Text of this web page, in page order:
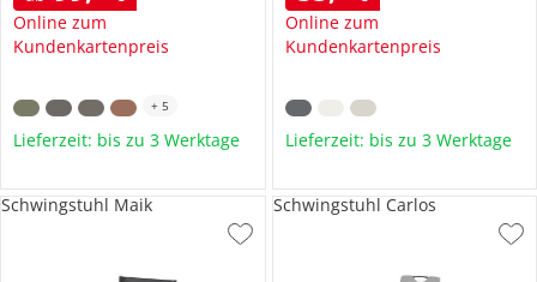
Online zum
Kundenkartenpreis
+ 5
Lieferzeit: bis zu 3 Werktage
Online zum
Kundenkartenpreis
Lieferzeit: bis zu 3 Werktage
Schwingstuhl Maik Schwingstuhl Carlos